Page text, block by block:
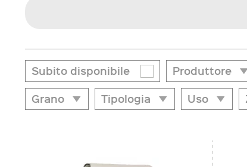
Subito disponibile Produttore
Produttore
Uso
Grano Tipologia